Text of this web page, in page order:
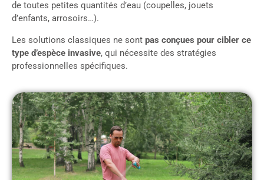
de toutes petites quantités d’eau (coupelles, jouets
d’enfants, arrosoirs…).
Les solutions classiques ne sont pas conçues pour cibler ce
type d’espèce invasive, qui nécessite des stratégies
professionnelles spécifiques.